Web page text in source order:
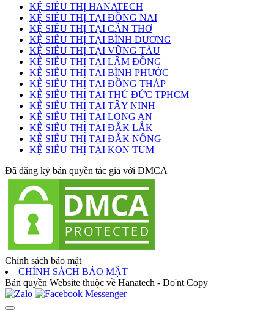
KỆ SIÊU THỊ HANATECH
KỆ SIÊU THỊ TẠI ĐỒNG NAI
KỆ SIÊU THỊ TẠI CẦN THƠ
KỆ SIÊU THỊ TẠI BÌNH DƯƠNG
KỆ SIÊU THỊ TẠI VŨNG TÀU
KỆ SIÊU THỊ TẠI LÂM ĐỒNG
KỆ SIÊU THỊ TẠI BÌNH PHƯỚC
KỆ SIÊU THỊ TẠI ĐỒNG THÁP
KỆ SIÊU THỊ TẠI THỦ ĐỨC TPHCM
KỆ SIÊU THỊ TẠI TÂY NINH
KỆ SIÊU THỊ TẠI LONG AN
KỆ SIÊU THỊ TẠI ĐẮK LẮK
KỆ SIÊU THỊ TẠI ĐẮK NÔNG
KỆ SIÊU THỊ TẠI KON TUM
Đã đăng ký bản quyền tác giả với DMCA
Chính sách bảo mật
CHÍNH SÁCH BẢO MẬT
Bản quyền Website thuộc về Hanatech - Do'nt Copy